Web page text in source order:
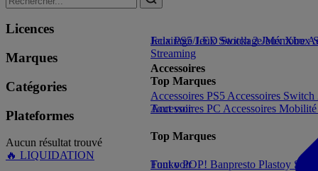
Licences
Marques
Catégories
Plateformes
Aucun résultat trouvé
🔥 LIQUIDATION
Jeux PS5Jeux Switch 2Jeux Xbox
Accessoires
Accessoires PS5 Accessoires
Accessoires PC Accessoires Mobilité
Top Marques
Tout voir
Funko POP! Banpresto Plastoy Stor
Eclairage/LEDStockage/Mémoire
Streaming
Top Marques
Tout voir